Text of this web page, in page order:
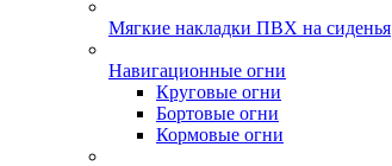
Мягкие накладки ПВХ на сиденья
Навигационные огни
Круговые огни
Бортовые огни
Кормовые огни